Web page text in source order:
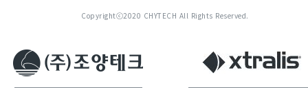
Copyrightⓒ2020 CHYTECH All Rights Reserved.